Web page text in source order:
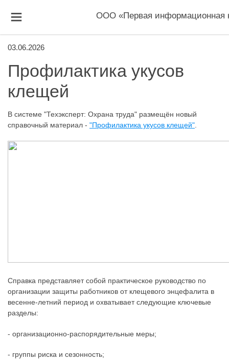
ООО «Первая информационная
03.06.2026
Профилактика укусов
клещей
В системе "Техэксперт: Охрана труда" размещён новый
справочный материал - "Профилактика укусов клещей"
Справка представляет собой практическое руководство по
организации защиты работников от клещевого энцефалита в
весенне-летний период и охватывает следующие ключевые
разделы:
- организационно-распорядительные меры;
- группы риска и сезонность;